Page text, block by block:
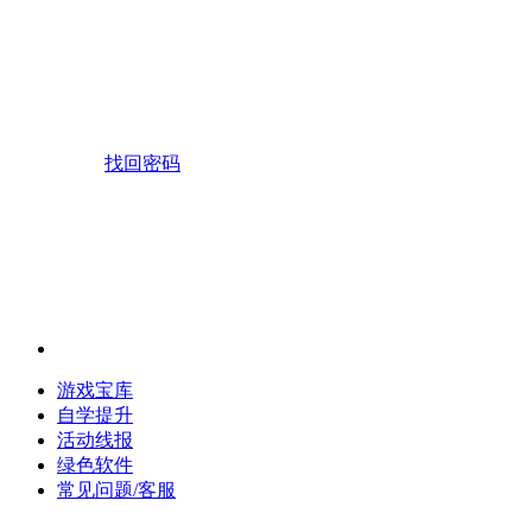
找回密码
游戏宝库
自学提升
活动线报
绿色软件
常见问题/客服